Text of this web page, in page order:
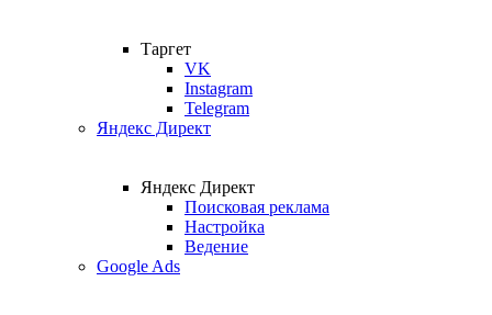
Таргет
VK
Instagram
Telegram
Яндекс Директ
Яндекс Директ
Поисковая реклама
Настройка
Ведение
Google Ads